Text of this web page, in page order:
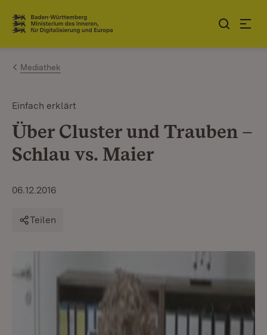
Zum Inhalt springen
Link zur Startseite
Mediathek
Einfach erklärt
Über Cluster und Trauben –
Schlau vs. Maier
06.12.2016
Teilen